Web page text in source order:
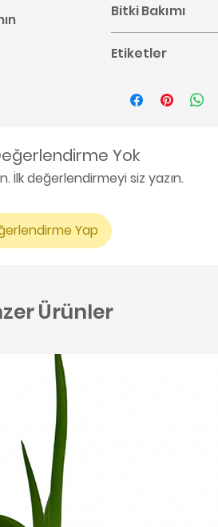
boyunda
Bitki canlı
değişiklik
görseldeki ile
saksı çapının
Bitki Bakımı
buradan
Etiketler
Bakımı
Yok
İlk değerlendirmeyi siz yazın.
Yap
Ürünler